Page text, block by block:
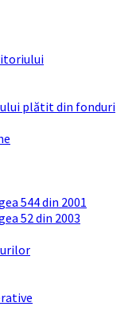
plătit din fonduri
544 din 2001
52 din 2003